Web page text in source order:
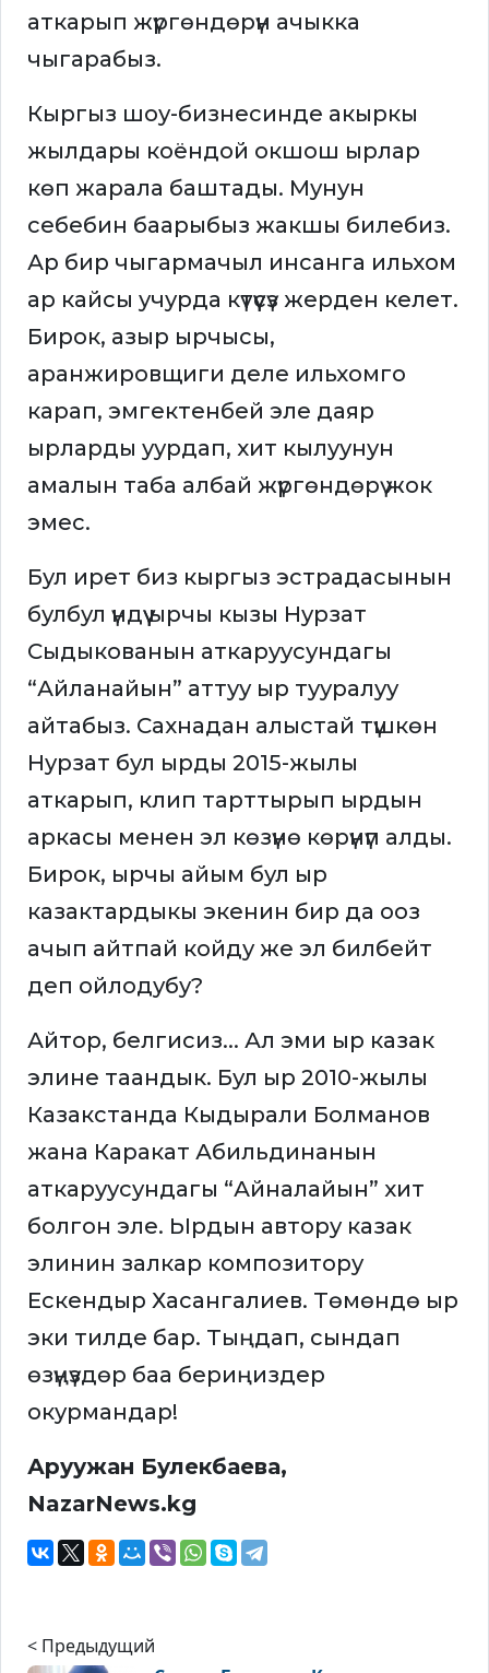
аткарып жүргөндөрүн ачыкка
чыгарабыз.
Кыргыз шоу-бизнесинде акыркы
жылдары коёндой окшош ырлар
көп жарала баштады. Мунун
себебин баарыбыз жакшы билебиз.
Ар бир чыгармачыл инсанга ильхом
ар кайсы учурда күтүүсүз жерден келет.
Бирок, азыр ырчысы,
аранжировщиги деле ильхомго
карап, эмгектенбей эле даяр
ырларды уурдап, хит кылуунун
амалын таба албай жүргөндөрү жок
эмес.
Бул ирет биз кыргыз эстрадасынын
булбул үндүү ырчы кызы Нурзат
Сыдыкованын аткаруусундагы
“Айланайын” аттуу ыр тууралуу
айтабыз. Сахнадан алыстай түшкөн
Нурзат бул ырды 2015-жылы
аткарып, клип тарттырып ырдын
аркасы менен эл көзүнө көрүнүп алды.
Бирок, ырчы айым бул ыр
казактардыкы экенин бир да ооз
ачып айтпай койду же эл билбейт
деп ойлодубу?
Айтор, белгисиз... Ал эми ыр казак
элине таандык. Бул ыр 2010-жылы
Казакстанда Кыдырали Болманов
жана Каракат Абильдинанын
аткаруусундагы “Айналайын” хит
болгон эле. Ырдын автору казак
элинин залкар композитору
Ескендыр Хасангалиев. Төмөндө ыр
эки тилде бар. Тыңдап, сындап
өзүңүздөр баа бериңиздер
окурмандар!
Аруужан Булекбаева,
NazarNews.kg
< Предыдущий